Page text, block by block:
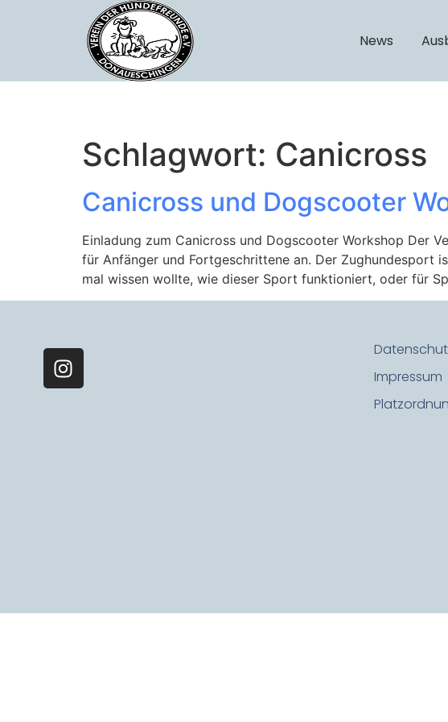
News
Schlagwort: Canicross
Canicross und Dogscooter
Einladung zum Canicross und Dogscooter Workshop Der
für Anfänger und Fortgeschrittene an. Der Zughundesport
mal wissen wollte, wie dieser Sport funktioniert, oder für
Impressum